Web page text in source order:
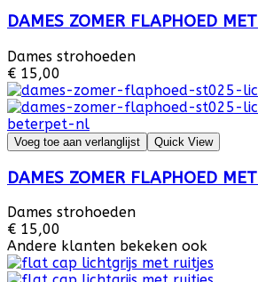
DAMES ZOMER FLAPHOED
Dames strohoeden
€ 15,00
Voeg toe aan verlanglijst Quick View
DAMES ZOMER FLAPHOED
Dames strohoeden
€ 15,00
Andere klanten bekeken ook